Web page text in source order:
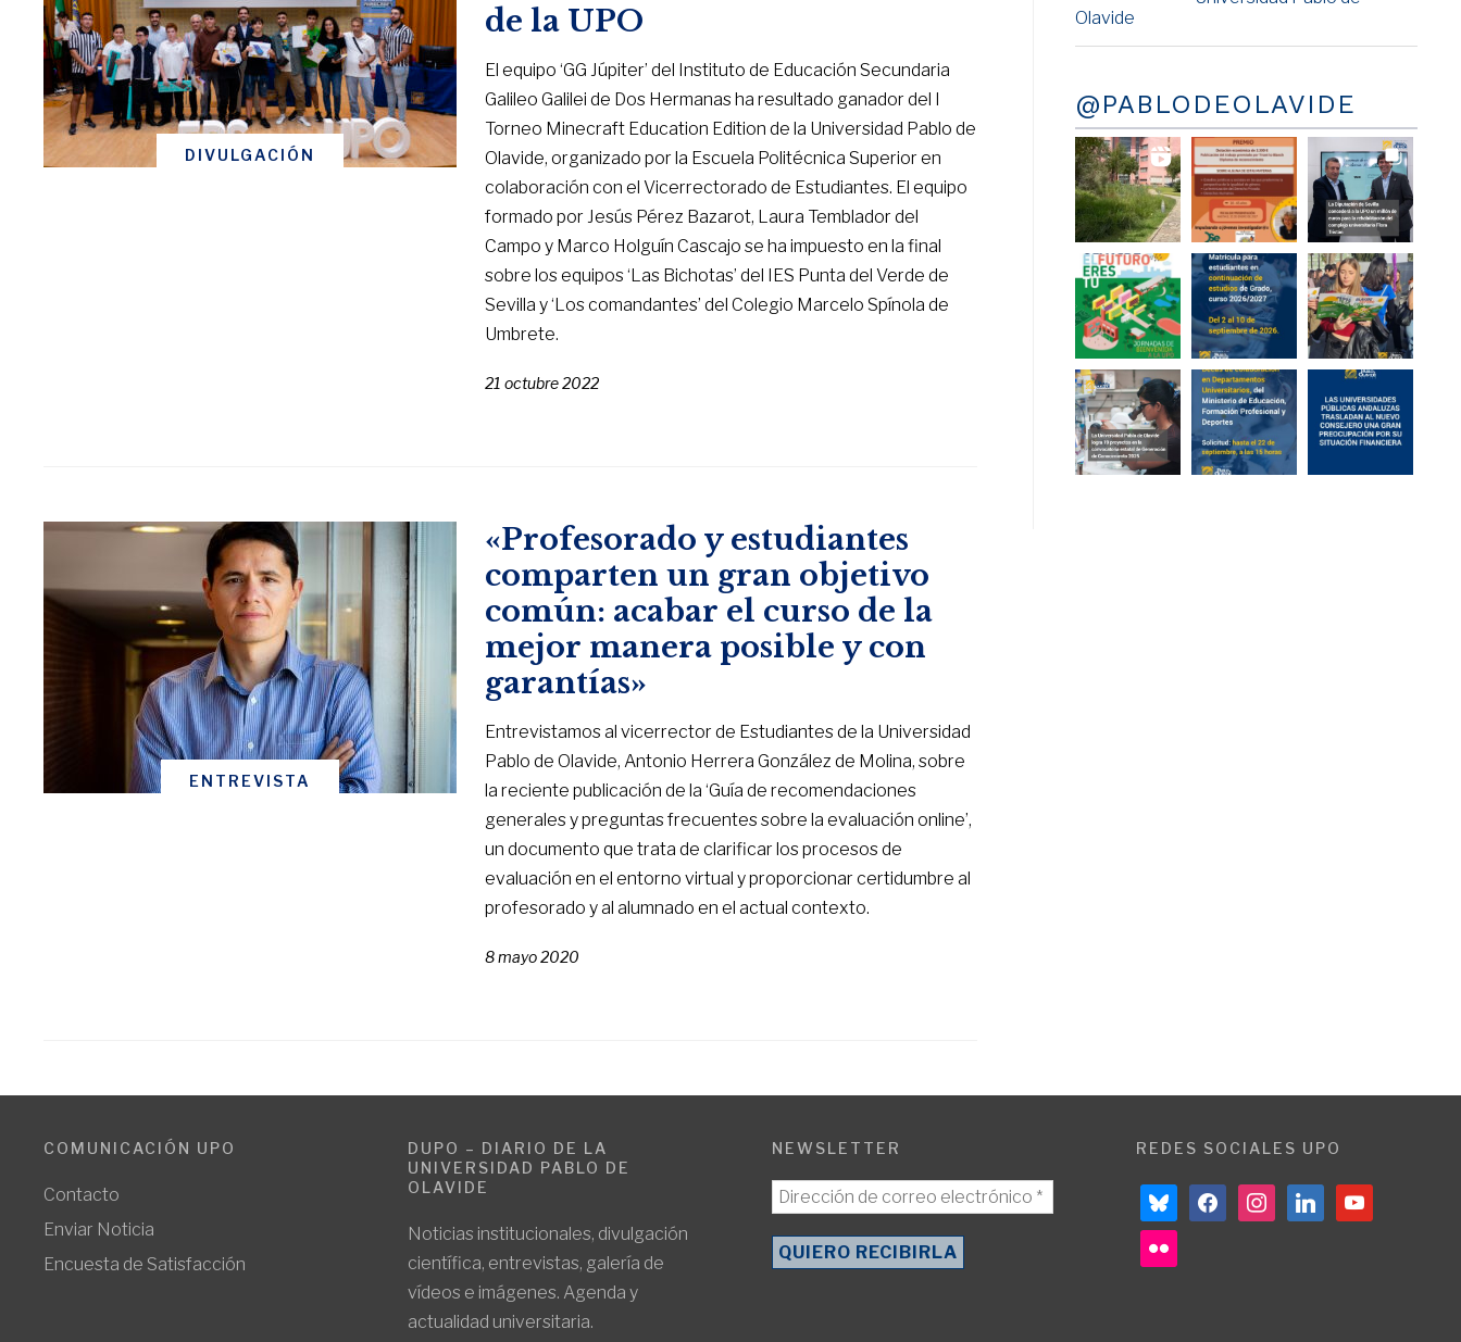
DIVULGACIÓN
de la UPO
El equipo ‘GG Júpiter’ del Instituto de Educación Secundaria
Galileo Galilei de Dos Hermanas ha resultado ganador del I
Torneo Minecraft Education Edition de la Universidad Pablo de
Olavide, organizado por la Escuela Politécnica Superior en
colaboración con el Vicerrectorado de Estudiantes. El equipo
formado por Jesús Pérez Bazarot, Laura Temblador del
Campo y Marco Holguín Cascajo se ha impuesto en la final
sobre los equipos ‘Las Bichotas’ del IES Punta del Verde de
Sevilla y ‘Los comandantes’ del Colegio Marcelo Spínola de
Umbrete.
21 octubre 2022
ENTREVISTA
«Profesorado y estudiantes
comparten un gran objetivo
común: acabar el curso de la
mejor manera posible y con
garantías»
Entrevistamos al vicerrector de Estudiantes de la Universidad
Pablo de Olavide, Antonio Herrera González de Molina, sobre
la reciente publicación de la ‘Guía de recomendaciones
generales y preguntas frecuentes sobre la evaluación online’,
un documento que trata de clarificar los procesos de
evaluación en el entorno virtual y proporcionar certidumbre al
profesorado y al alumnado en el actual contexto.
8 mayo 2020
Olavide
@PABLODEOLAVIDE
COMUNICACIÓN UPO
Contacto
Enviar Noticia
Encuesta de Satisfacción
DUPO – DIARIO DE LA
UNIVERSIDAD PABLO DE
OLAVIDE
Noticias institucionales, divulgación
científica, entrevistas, galería de
vídeos e imágenes. Agenda y
actualidad universitaria.
NEWSLETTER REDES SOCIALES UPO
blueskyfacebookinstagramlinkedin youtube
flickr